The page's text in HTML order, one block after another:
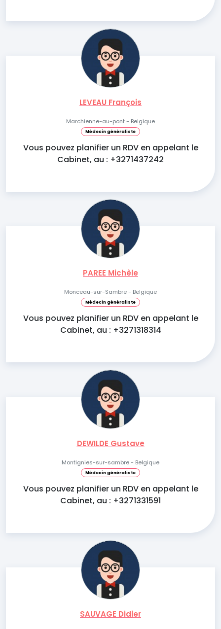
LEVEAU François
Marchienne-au-pont - Belgique
Médecin généraliste
Vous pouvez planifier un RDV en appelant le
Cabinet, au : +3271437242
PAREE Michèle
Monceau-sur-Sambre - Belgique
Médecin généraliste
Vous pouvez planifier un RDV en appelant le
Cabinet, au : +3271318314
DEWILDE Gustave
Montignies-sur-sambre - Belgique
Médecin généraliste
Vous pouvez planifier un RDV en appelant le
Cabinet, au : +3271331591
SAUVAGE Didier